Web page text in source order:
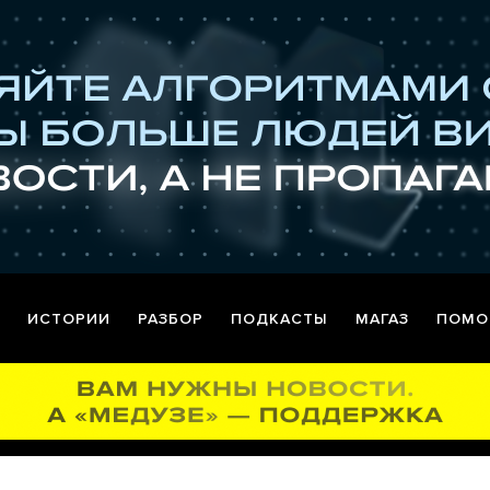
ИСТОРИИ РАЗБОР ПОДКАСТЫ МАГАЗ